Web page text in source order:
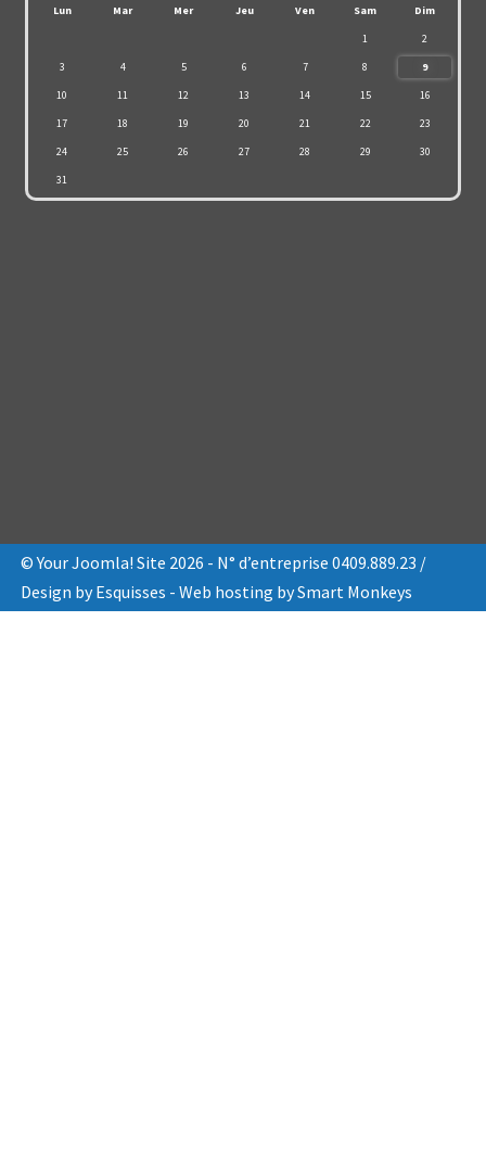
Lun Mar Mer Jeu Ven Sam
Dim
1
2
3
4 5 6 7 8
9
10
11 12 13 14 15
16
17
18 19 20 21 22
23
24
25 26 27 28 29
30
31
© Your Joomla! Site 2026 - N° d’entreprise 0409.889.23 /
Design byEsquisses - Web hosting bySmart Monkeys